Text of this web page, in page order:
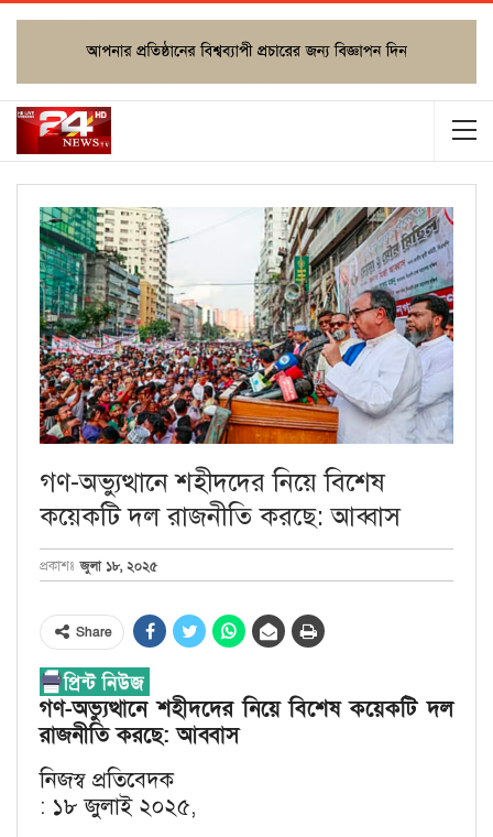
গণ-অভ্যুত্থানে শহীদদের নিয়ে বিশেষ
কয়েকটি দল রাজনীতি করছে: আব্বাস
প্রকাশঃ জুলা ১৮, ২০২৫
Share
গণ-অভ্যুত্থানে শহীদদের নিয়ে বিশেষ কয়েকটি দল
রাজনীতি করছে: আব্বাস
নিজস্ব প্রতিবেদক
: ১৮ জুলাই ২০২৫,